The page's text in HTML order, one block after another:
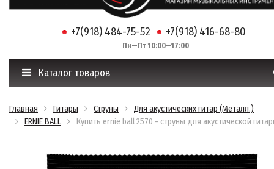
+7(918) 484-75-52 +7(918) 416-68-80
Пн—Пт 10:00—17:00
Каталог товаров
Главная Гитары Струны
Для акустических гитар (Металл.)
ERNIE BALL
Купить ernie ball 2570 - струны для акустической